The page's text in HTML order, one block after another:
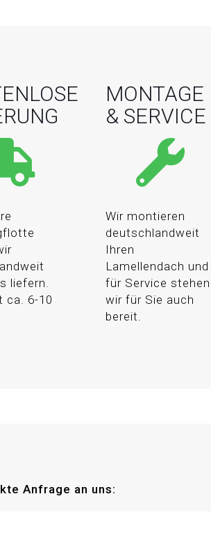
liefern.
ca. 6-10
MONTAGE
& SERVICE
Wir montieren
deutschlandweit
Ihren
Lamellendach und
für Service stehen
wir für Sie auch
bereit.
Anfrage an uns: